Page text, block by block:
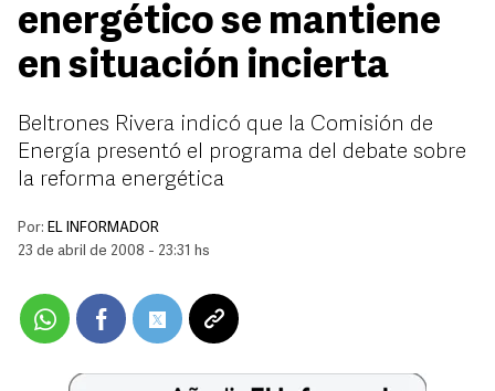
energético se mantiene
en situación incierta
Beltrones Rivera indicó que la Comisión de
Energía presentó el programa del debate sobre
la reforma energética
Por: EL INFORMADOR
23 de abril de 2008 - 23:31 hs